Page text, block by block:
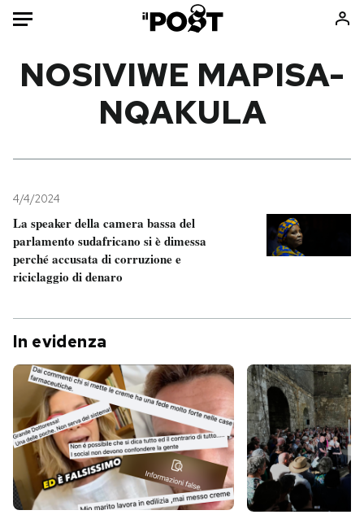
Mondo
Tecnologia
Internet
Scienza
Cultura
Libri
PODCAST
NEWSLETTER
I MIEI PREFERITI
NOSIVIWE MAPISA-
NQAKULA
4/4/2024
La speaker della camera bassa del
parlamento sudafricano si è dimessa
perché accusata di corruzione e
riciclaggio di denaro
In evidenza